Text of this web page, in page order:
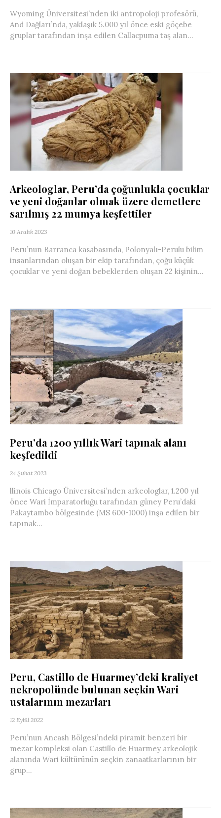
Wyoming Üniversitesi’nden iki antropoloji profesörü,
And Dağları’nda, yaklaşık 5.000 yıl önce eski göçebe
gruplar tarafından inşa edilen Callacpuma taş alan...
Arkeologlar, Peru’da çoğunlukla çocuklar
ve yeni doğanlar olmak üzere demetlere
sarılmış 22 mumya keşfettiler
10 Aralık 2023
Peru’nun Barranca kasabasında, Polonyalı-Perulu bilim
insanlarından oluşan bir ekip tarafından, çoğu küçük
çocuklar ve yeni doğan bebeklerden oluşan 22 kişinin...
Peru’da 1200 yıllık Wari tapınak alanı
keşfedildi
24 Şubat 2023
llinois Chicago Üniversitesi’nden arkeologlar, 1.200 yıl
önce Wari İmparatorluğu tarafından güney Peru’daki
Pakaytambo bölgesinde (MS 600-1000) inşa edilen bir
tapınak...
Peru, Castillo de Huarmey’deki kraliyet
nekropolünde bulunan seçkin Wari
ustalarının mezarları
12 Eylül 2022
Peru’nun Ancash Bölgesi’ndeki piramit benzeri bir
mezar kompleksi olan Castillo de Huarmey arkeolojik
alanında Wari kültürünün seçkin zanaatkarlarının bir
grup...